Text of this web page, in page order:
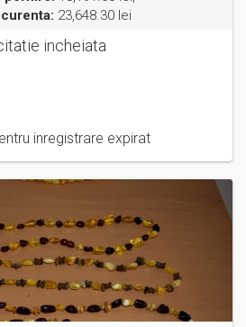
23,648.30 lei
incheiata
inregistrare expirat